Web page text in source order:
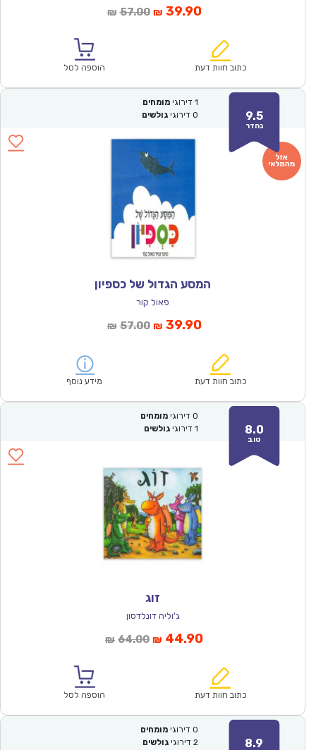
₪ 57.00המחיר
₪57.00.
₪ 39.90המחיר
הוא:
כתוב חוות דעת הוספה לסל
9.5
נהדר
1 דירוגי מומחים
0 דירוגי גולשים
המסע הגדול של כספיון
פאול קור
₪ 57.00המחיר
₪57.00.
₪ 39.90המחיר
הוא:
כתוב חוות דעת מידע נוסף
8.0
טוב
0 דירוגי מומחים
1 דירוגי גולשים
זוג
ג'וליה דונלדסון
₪ 64.00המחיר
₪64.00.
₪ 44.90המחיר
הוא:
כתוב חוות דעת הוספה לסל
8.9
0 דירוגי מומחים
2 דירוגי גולשים